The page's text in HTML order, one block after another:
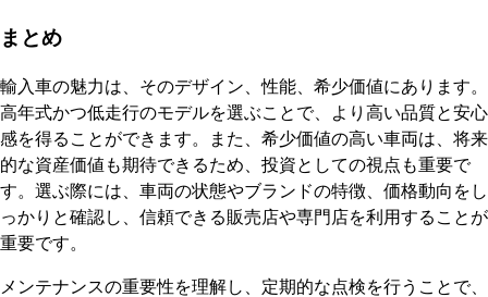
まとめ
輸入車の魅力は、そのデザイン、性能、希少価値にあります。
高年式かつ低走行のモデルを選ぶことで、より高い品質と安心
感を得ることができます。また、希少価値の高い車両は、将来
的な資産価値も期待できるため、投資としての視点も重要で
す。選ぶ際には、車両の状態やブランドの特徴、価格動向をし
っかりと確認し、信頼できる販売店や専門店を利用することが
重要です。
メンテナンスの重要性を理解し、定期的な点検を行うことで、